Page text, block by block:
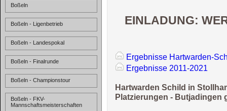
Boßeln
Boßeln - Ligenbetrieb
Boßeln - Landespokal
Boßeln - Finalrunde
Boßeln - Championstour
Boßeln - FKV-
Mannschaftsmeisterschaften
EINLADUNG:
Ergebnisse Hartwarden-
Ergebnisse 2011-2021
Hartwarden Schild in
Platzierungen - Butjadingen